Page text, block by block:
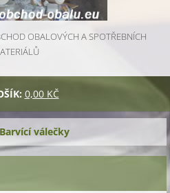
OBALOVÝCH A SPOTŘEBNÍCH
0,00 KČ
Barvící válečky